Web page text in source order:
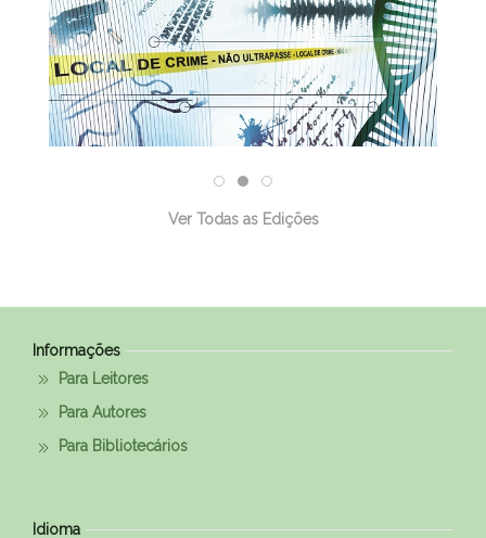
Ver Todas as Edições
Informações
Para Leitores
Para Autores
Para Bibliotecários
Idioma